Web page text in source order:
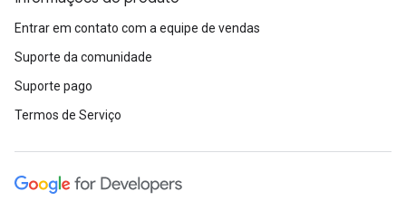
Entrar em contato com a equipe de vendas
Suporte da comunidade
Suporte pago
Termos de Serviço